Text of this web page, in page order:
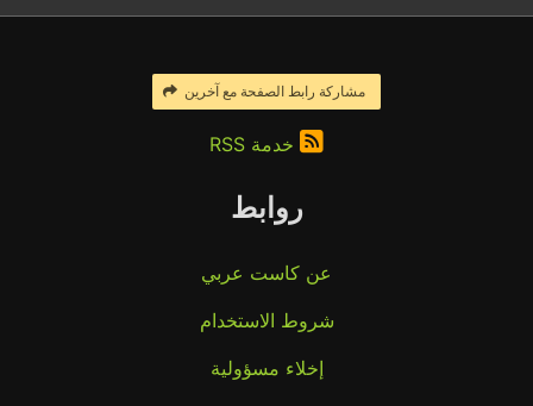
مشاركة رابط الصفحة مع آخرين
خدمة RSS
روابط
عن كاست عربي
شروط الاستخدام
إخلاء مسؤولية